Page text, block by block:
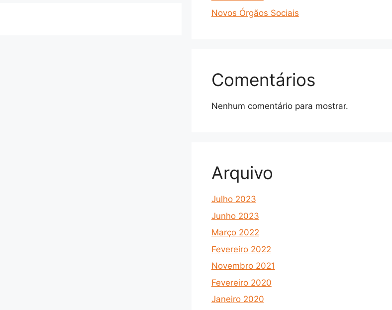
Novos Órgãos Sociais
Comentários
Nenhum comentário para mostrar.
Arquivo
Julho 2023
Junho 2023
Março 2022
Fevereiro 2022
Novembro 2021
Fevereiro 2020
Janeiro 2020